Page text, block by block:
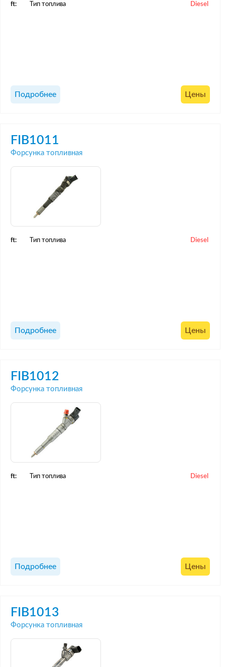
ft: Тип топлива Diesel
Подробнее Цены
FIB1011
Форсунка топливная
ft: Тип топлива Diesel
Подробнее Цены
FIB1012
Форсунка топливная
ft: Тип топлива Diesel
Подробнее Цены
FIB1013
Форсунка топливная